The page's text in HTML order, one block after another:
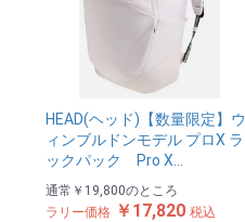
HEAD(ヘッド)【数量限定】ウ
ィンブルドンモデル プロX ラ
ックパック Pro X…
通常 ￥19,800のところ
ラリー価格￥17,820 税込